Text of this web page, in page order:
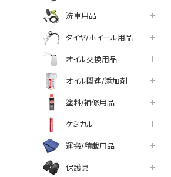
洗車用品
タイヤ/ホイール用品
オイル交換用品
オイル関連/添加剤
塗料/補修用品
ケミカル
運搬/積載用品
保護具